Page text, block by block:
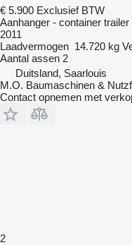
€ 5.900 Exclusief BTW
Aanhanger - container trailer
2011
Laadvermogen 14.720 kg
Aantal assen 2
Duitsland, Saarlouis
M.O. Baumaschinen &
Contact opnemen met
2